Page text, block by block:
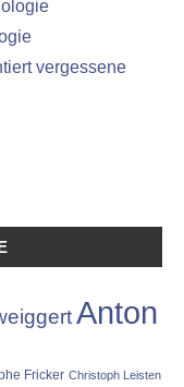
vergessene
Anton
Fricker Christoph Leisten